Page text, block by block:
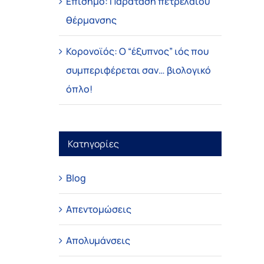
θέρμανσης
Κορονοϊός: Ο “έξυπνος” ιός που
συμπεριφέρεται σαν… βιολογικό
όπλο!
Κατηγορίες
Blog
Απεντομώσεις
Απολυμάνσεις